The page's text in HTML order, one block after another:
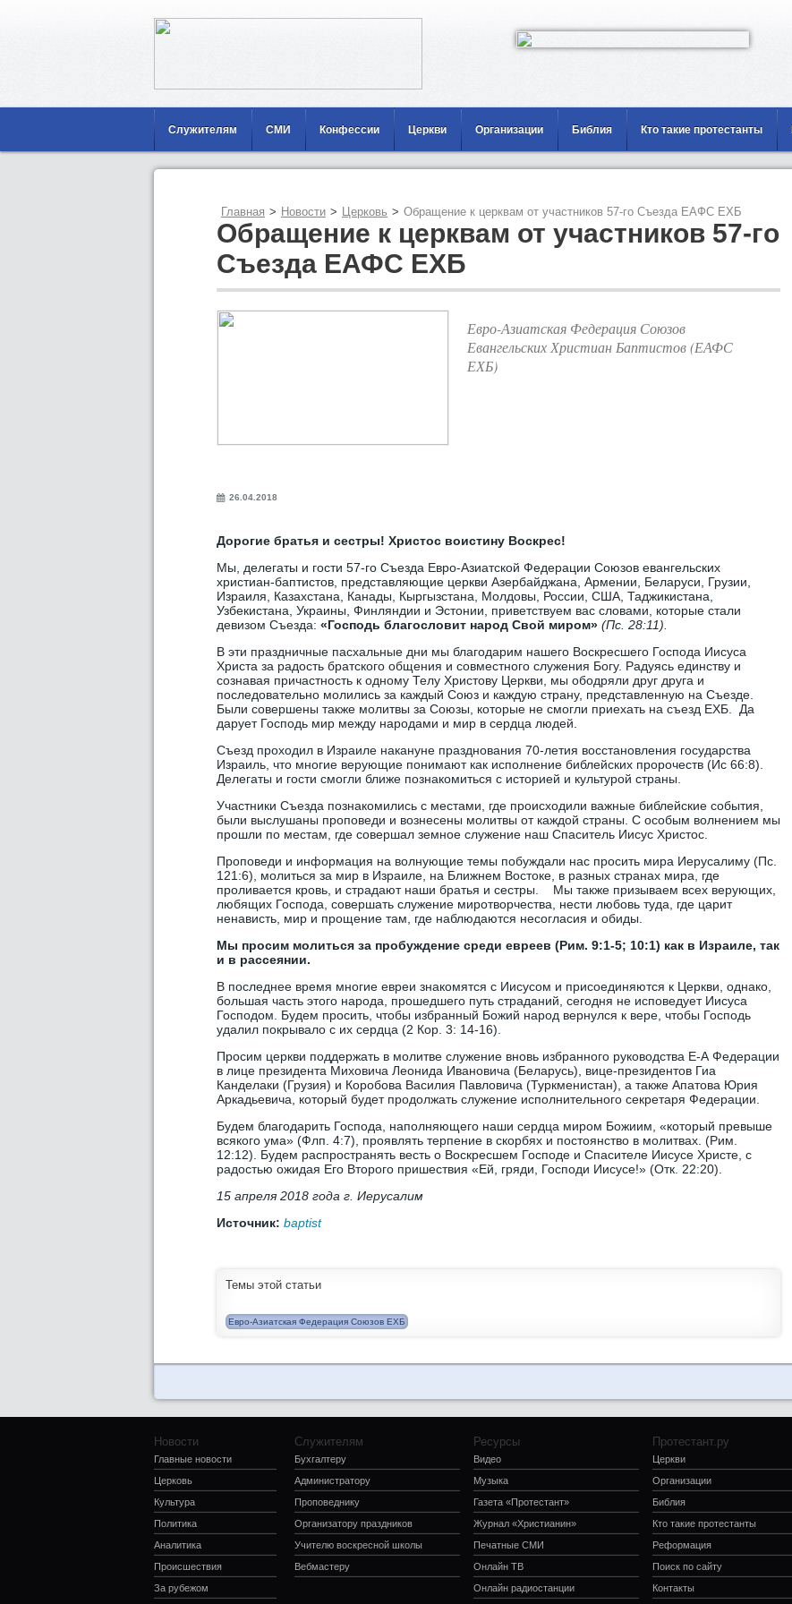
Служителям СМИ Конфессии Церкви Организации Библия Кто такие протестанты
Главная > Новости > Церковь > Обращение к церквам от участников 57-го Съезда ЕАФС ЕХБ
Обращение к церквам от участников 57-го
Съезда ЕАФС ЕХБ
Евро-Азиатская Федерация Союзов
Евангельских Христиан Баптистов (ЕАФС
ЕХБ)
26.04.2018
Дорогие братья и сестры! Христос воистину Воскрес!
Мы, делегаты и гости 57-го Съезда Евро-Азиатской Федерации Союзов евангельских
христиан-баптистов, представляющие церкви Азербайджана, Армении, Беларуси, Грузии,
Израиля, Казахстана, Канады, Кыргызстана, Молдовы, России, США, Таджикистана,
Узбекистана, Украины, Финляндии и Эстонии, приветствуем вас словами, которые стали
девизом Съезда: «Господь благословит народ Свой миром» (Пс. 28:11).
В эти праздничные пасхальные дни мы благодарим нашего Воскресшего Господа Иисуса
Христа за радость братского общения и совместного служения Богу. Радуясь единству и
сознавая причастность к одному Телу Христову Церкви, мы ободряли друг друга и
последовательно молились за каждый Союз и каждую страну, представленную на Съезде.
Были совершены также молитвы за Союзы, которые не смогли приехать на съезд ЕХБ. Да
дарует Господь мир между народами и мир в сердца людей.
Съезд проходил в Израиле накануне празднования 70-летия восстановления государства
Израиль, что многие верующие понимают как исполнение библейских пророчеств (Ис 66:8).
Делегаты и гости смогли ближе познакомиться с историей и культурой страны.
Участники Съезда познакомились с местами, где происходили важные библейские события,
были выслушаны проповеди и вознесены молитвы от каждой страны. С особым волнением мы
прошли по местам, где совершал земное служение наш Спаситель Иисус Христос.
Проповеди и информация на волнующие темы побуждали нас просить мира Иерусалиму (Пс.
121:6), молиться за мир в Израиле, на Ближнем Востоке, в разных странах мира, где
проливается кровь, и страдают наши братья и сестры. Мы также призываем всех верующих,
любящих Господа, совершать служение миротворчества, нести любовь туда, где царит
ненависть, мир и прощение там, где наблюдаются несогласия и обиды.
Мы просим молиться за пробуждение среди евреев (Рим. 9:1-5; 10:1) как в Израиле, так
и в рассеянии.
В последнее время многие евреи знакомятся с Иисусом и присоединяются к Церкви, однако,
большая часть этого народа, прошедшего путь страданий, сегодня не исповедует Иисуса
Господом. Будем просить, чтобы избранный Божий народ вернулся к вере, чтобы Господь
удалил покрывало с их сердца (2 Кор. 3: 14-16).
Просим церкви поддержать в молитве служение вновь избранного руководства Е-А Федерации
в лице президента Миховича Леонида Ивановича (Беларусь), вице-президентов Гиа
Канделаки (Грузия) и Коробова Василия Павловича (Туркменистан), а также Апатова Юрия
Аркадьевича, который будет продолжать служение исполнительного секретаря Федерации.
Будем благодарить Господа, наполняющего наши сердца миром Божиим, «который превыше
всякого ума» (Флп. 4:7), проявлять терпение в скорбях и постоянство в молитвах. (Рим.
12:12). Будем распространять весть о Воскресшем Господе и Спасителе Иисусе Христе, с
радостью ожидая Его Второго пришествия «Ей, гряди, Господи Иисусе!» (Отк. 22:20).
15 апреля 2018 года г. Иерусалим
Источник: baptist
Темы этой статьи
Евро-Азиатская Федерация Союзов ЕХБ
Новости
Главные новости
Церковь
Культура
Политика
Аналитика
Происшествия
За рубежом
Служителям
Бухгалтеру
Администратору
Проповеднику
Организатору праздников
Учителю воскресной школы
Вебмастеру
Ресурсы
Видео
Музыка
Газета «Протестант»
Журнал «Христианин»
Печатные СМИ
Онлайн ТВ
Онлайн радиостанции
Протестант.ру
Церкви
Организации
Библия
Кто такие протестанты
Реформация
Поиск по сайту
Контакты